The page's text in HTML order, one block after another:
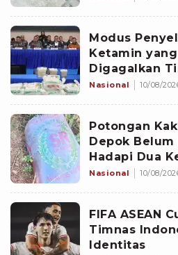
Modus
Ketamin
Digagalkan
Gabungan di
Nasional 10/08/
Potongan
Depok
Hadapi Dua
Tersangka
Nasional 10/08/
FIFA ASEAN
Timnas
Identitas